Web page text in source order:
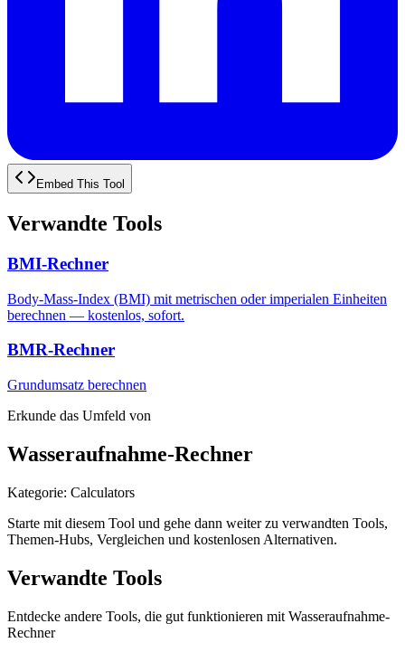
Embed This Tool
Verwandte Tools
BMI-Rechner
Body-Mass-Index (BMI) mit metrischen oder imperialen Einheiten
berechnen — kostenlos, sofort.
BMR-Rechner
Grundumsatz berechnen
Erkunde das Umfeld von
Wasseraufnahme-Rechner
Kategorie: Calculators
Starte mit diesem Tool und gehe dann weiter zu verwandten Tools,
Themen-Hubs, Vergleichen und kostenlosen Alternativen.
Verwandte Tools
Entdecke andere Tools, die gut funktionieren mit Wasseraufnahme-
Rechner